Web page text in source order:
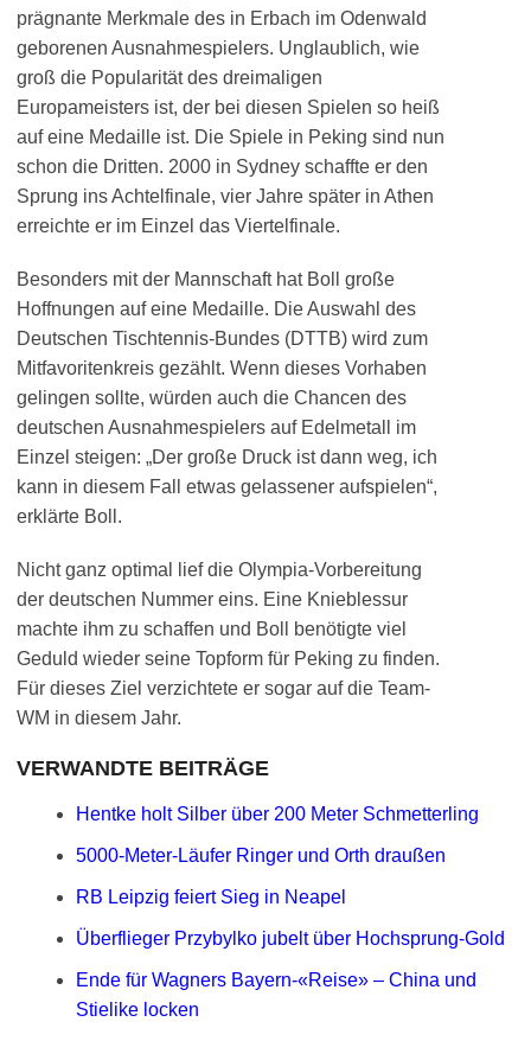
prägnante Merkmale des in Erbach im Odenwald
geborenen Ausnahmespielers. Unglaublich, wie
groß die Popularität des dreimaligen
Europameisters ist, der bei diesen Spielen so heiß
auf eine Medaille ist. Die Spiele in Peking sind nun
schon die Dritten. 2000 in Sydney schaffte er den
Sprung ins Achtelfinale, vier Jahre später in Athen
erreichte er im Einzel das Viertelfinale.
Besonders mit der Mannschaft hat Boll große
Hoffnungen auf eine Medaille. Die Auswahl des
Deutschen Tischtennis-Bundes (DTTB) wird zum
Mitfavoritenkreis gezählt. Wenn dieses Vorhaben
gelingen sollte, würden auch die Chancen des
deutschen Ausnahmespielers auf Edelmetall im
Einzel steigen: „Der große Druck ist dann weg, ich
kann in diesem Fall etwas gelassener aufspielen“,
erklärte Boll.
Nicht ganz optimal lief die Olympia-Vorbereitung
der deutschen Nummer eins. Eine Knieblessur
machte ihm zu schaffen und Boll benötigte viel
Geduld wieder seine Topform für Peking zu finden.
Für dieses Ziel verzichtete er sogar auf die Team-
WM in diesem Jahr.
VERWANDTE BEITRÄGE
Hentke holt Silber über 200 Meter Schmetterling
5000-Meter-Läufer Ringer und Orth draußen
RB Leipzig feiert Sieg in Neapel
Überflieger Przybylko jubelt über Hochsprung-Gold
Ende für Wagners Bayern-«Reise» – China und
Stielike locken